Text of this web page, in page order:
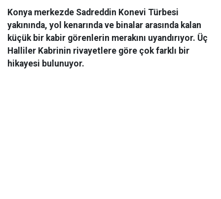
Konya merkezde Sadreddin Konevi Türbesi
yakınında, yol kenarında ve binalar arasında kalan
küçük bir kabir görenlerin merakını uyandırıyor. Üç
Halliler Kabrinin rivayetlere göre çok farklı bir
hikayesi bulunuyor.